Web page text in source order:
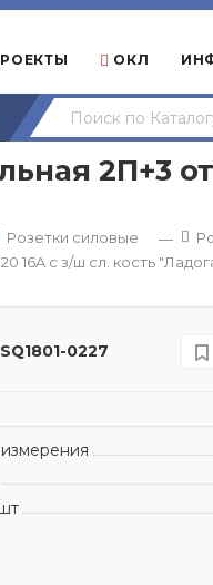
ОКЛ
2П+3
Розетки силовые —
16A с з/ш сл. кость
SQ1801-0227